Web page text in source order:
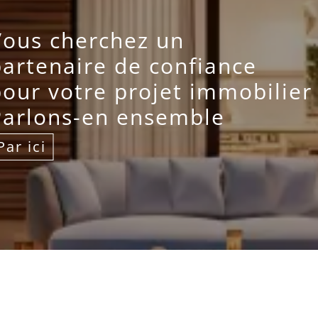
cherchez un
de confiance
votre projet immobilier
en ensemble
ici